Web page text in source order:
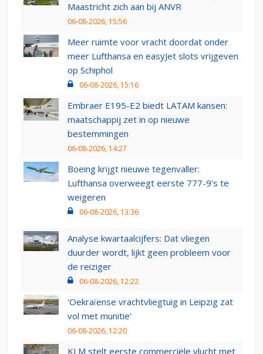
Maastricht zich aan bij ANVR
06-08-2026, 15:56
Meer ruimte voor vracht doordat onder
meer Lufthansa en easyJet slots vrijgeven
op Schiphol
06-08-2026, 15:16
Embraer E195-E2 biedt LATAM kansen:
maatschappij zet in op nieuwe
bestemmingen
06-08-2026, 14:27
Boeing krijgt nieuwe tegenvaller:
Lufthansa overweegt eerste 777-9’s te
weigeren
06-08-2026, 13:36
Analyse kwartaalcijfers: Dat vliegen
duurder wordt, lijkt geen probleem voor
de reiziger
06-08-2026, 12:22
'Oekraïense vrachtvliegtuig in Leipzig zat
vol met munitie'
06-08-2026, 12:20
KLM stelt eerste commerciële vlucht met